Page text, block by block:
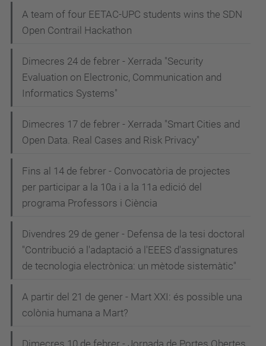
A team of four EETAC-UPC students wins the SDN
Open Contrail Hackathon
Dimecres 24 de febrer - Xerrada "Security
Evaluation on Electronic, Communication and
Informatics Systems"
Dimecres 17 de febrer - Xerrada "Smart Cities and
Open Data. Real Cases and Risk Privacy"
Fins al 14 de febrer - Convocatòria de projectes
per participar a la 10a i a la 11a edició del
programa Professors i Ciència
Divendres 29 de gener - Defensa de la tesi doctoral
"Contribució a l'adaptació a l'EEES d'assignatures
de tecnologia electrònica: un mètode sistemàtic"
A partir del 21 de gener - Mart XXI: és possible una
colònia humana a Mart?
Dimecres 10 de febrer - Jornada de Portes Obertes